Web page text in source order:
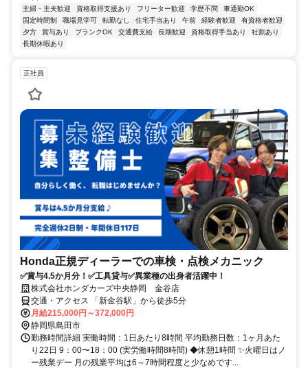
主婦・主夫歓迎 資格取得支援あり フリーター歓迎 学歴不問
車通勤OK
固定時間制
職場見学可 転勤なし 住宅手当あり 午前 経験者歓迎
有資格者歓迎
夕方
賞与あり ブランクOK 交通費支給 長期歓迎 資格取得手当あり
社割あり
長期休暇あり
正社員
Honda正規ディーラーでの車検・点検メカニック
✅賞与4.5か月分！✅工具貸与✅異業種の出身者活躍中！
株式会社ホンダカーズ中央静岡 金谷店
交通・アクセス 「新金谷駅」から徒歩5分
月給215,000円～372,000円
静岡県島田市
勤務時間詳細 実働時間：1日あたり8時間 平均勤務日数：1ヶ月あた
り22日 9：00〜18：00 (実労働時間8時間) ◆休憩1時間 ✨火曜日はノ
ー残業デー 月の残業平均は6～7時間程度と少なめです...